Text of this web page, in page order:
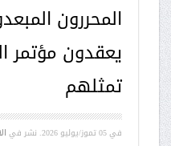
المحررون
يعقدون مؤتمر
تمثلهم
في05 تموز/يوليو 2026 . نشر في